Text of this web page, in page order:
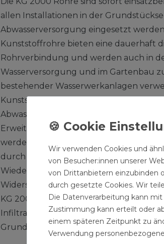
allen Installationen in der
Abwasserversorgung eingesetzt
Kunststoffrohre bieten eine dauerhaft
Rohrverbindung und werden auch in
Wasserversorgung und im Gartenbau
bestehender Wasserwerkanlagen
Kunststoffrohre und andere
Abwasserinstallation in
Erweiterung eines bestehenden
werden. Polypropylen, der
durch ressourcensparende
Wiederaufbereitung und verbesserte
Widerstandsfähigkeit gegen aggressive
KG 2000 SN 10 Dichtsystem bietet
Infiltration und Exfiltration von
Grundwasser.
Wir verwenden Cookies und
von Besucher:innen unserer
von Drittanbietern einzubinden
durch gesetzte Cookies. Wir
Die Datenverarbeitung kann
Zustimmung kann erteilt oder
einem späteren Zeitpunkt zu
Verwendung